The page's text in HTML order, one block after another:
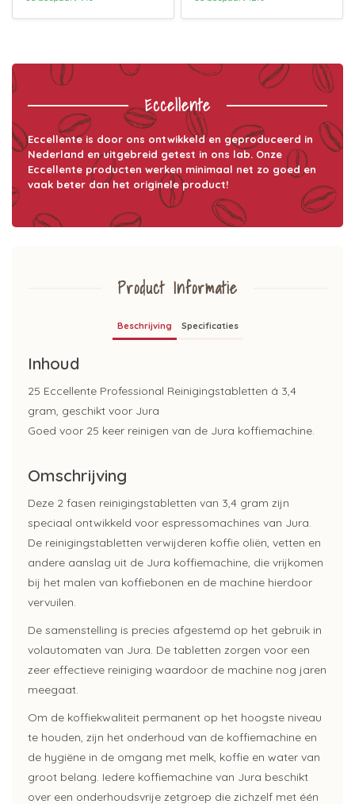
Eccellente
Eccellente is door ons ontwikkeld en geproduceerd in
Nederland en uitgebreid getest in ons lab. Onze
Eccellente producten werken minimaal net zo goed en
vaak beter dan het originele product!
Product Informatie
Beschrijving Specificaties
Inhoud
25 Eccellente Professional Reinigingstabletten á 3,4
gram, geschikt voor Jura
Goed voor 25 keer reinigen van de Jura koffiemachine.
Omschrijving
Deze 2 fasen reinigingstabletten van 3,4 gram zijn
speciaal ontwikkeld voor espressomachines van Jura.
De reinigingstabletten verwijderen koffie oliën, vetten en
andere aanslag uit de Jura koffiemachine, die vrijkomen
bij het malen van koffiebonen en de machine hierdoor
vervuilen.
De samenstelling is precies afgestemd op het gebruik in
volautomaten van Jura. De tabletten zorgen voor een
zeer effectieve reiniging waardoor de machine nog jaren
meegaat.
Om de koffiekwaliteit permanent op het hoogste niveau
te houden, zijn het onderhoud van de koffiemachine en
de hygiëne in de omgang met melk, koffie en water van
groot belang. Iedere koffiemachine van Jura beschikt
over een onderhoudsvrije zetgroep die zichzelf met één